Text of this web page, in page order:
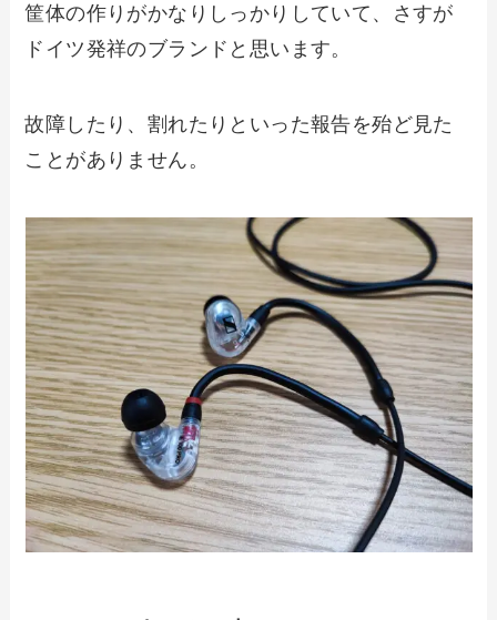
筐体の作りがかなりしっかりしていて、さすが
ドイツ発祥のブランドと思います。
故障したり、割れたりといった報告を殆ど見た
ことがありません。